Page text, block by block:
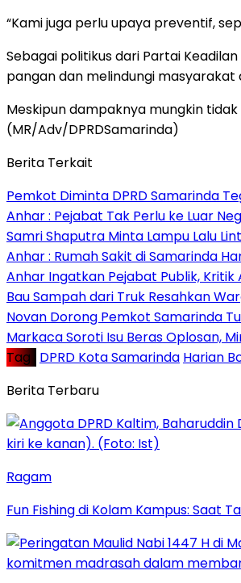
“Kami juga perlu upaya preventif,
Sebagai politikus dari Partai
pangan dan melindungi
Meskipun dampaknya mungkin
(MR/Adv/DPRDSamarinda)
Berita Terkait
Pemkot Diminta DPRD Samarinda
Anhar : Pejabat Tak Perlu ke Luar
Samri Shaputra Minta Lampu Lalu
Anhar : Rumah Sakit di Samarinda
Anhar Ingatkan Pejabat Publik, Kritik
Bau Sampah dari Truk Resahkan
Novan Dorong Pemkot Samarinda
Markaca Soroti Isu Beras Oplosan,
Tag : DPRD Kota Samarinda Harian
Berita Terbaru
Ragam
Fun Fishing di Kolam Kampus: Saat